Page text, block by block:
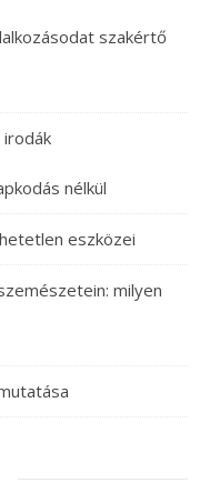
szakértő
irodák
nélkül
eszközei
milyen